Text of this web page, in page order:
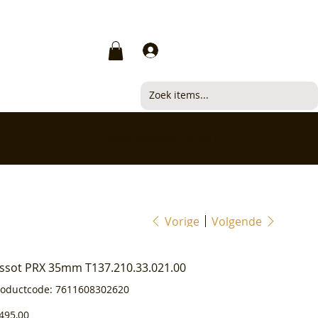
Vorige Volgende
PRX 35mm T137.210.33.021.00
Productcode
7611608302620
7611608302620